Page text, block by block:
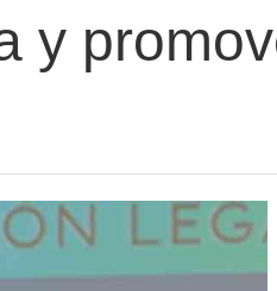
y